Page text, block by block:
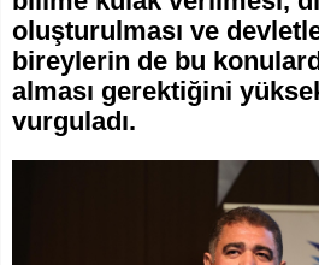
oluşturulması ve
bireylerin de bu
alması gerektiğini
vurguladı.